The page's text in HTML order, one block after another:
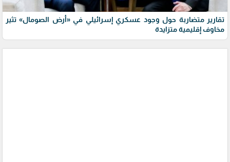
تقارير متضاربة حول وجود عسكري إسرائيلي في «أرض الصومال» تثير
مخاوف إقليمية متزايدة